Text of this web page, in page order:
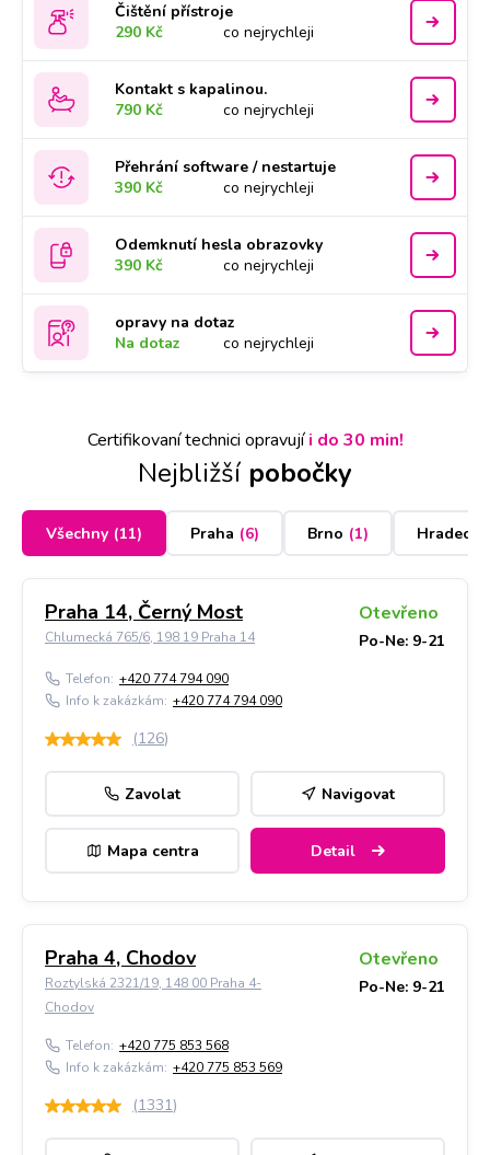
Čištění přístroje
290 Kč
co nejrychleji
Kontakt s kapalinou.
790 Kč
co nejrychleji
Přehrání software / nestartuje
390 Kč
co nejrychleji
Odemknutí hesla obrazovky
390 Kč
co nejrychleji
opravy na dotaz
Na dotaz
co nejrychleji
Certifikovaní technici opravujíi do 30 min!
Nejbližší pobočky
Všechny (11) Praha (6) Brno (1) Hradec
Praha 14, Černý Most
Chlumecká 765/6, 198 19 Praha 14
Otevřeno
Po-Ne: 9-21
Telefon: +420 774 794 090
Info k zakázkám: +420 774 794 090
(126)
Zavolat Navigovat
Mapa centra Detail
Praha 4, Chodov
Roztylská 2321/19, 148 00 Praha 4-
Chodov
Otevřeno
Po-Ne: 9-21
Telefon: +420 775 853 568
Info k zakázkám: +420 775 853 569
(1331)